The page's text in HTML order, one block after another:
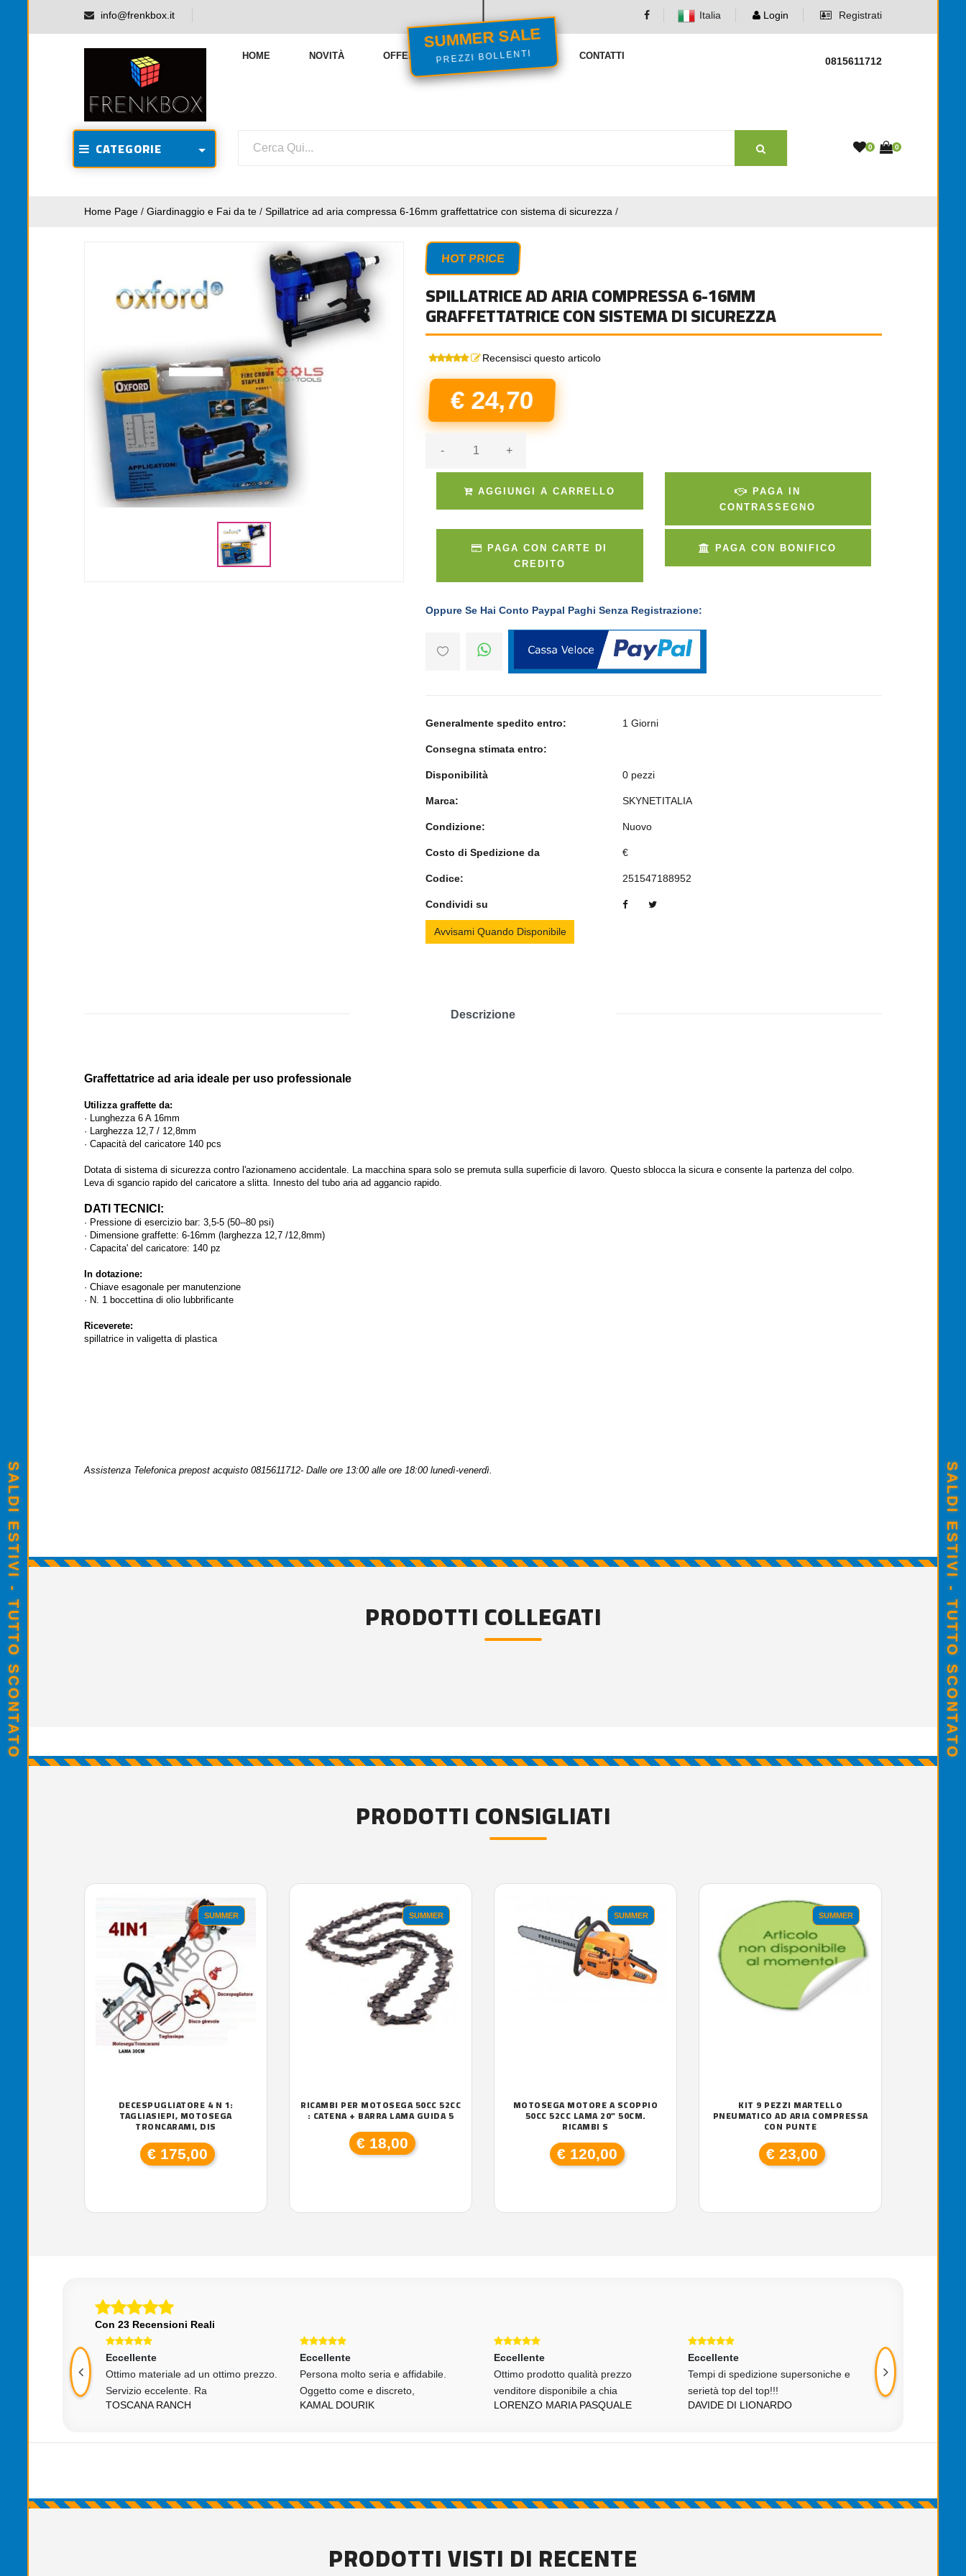
SUMMER SALE
PREZZI BOLLENTI
info@frenkbox.it Italia Login Registrati
HOME NOVITÀ OFFERTE VENDITE FLASH CONTATTI 0815611712
CATEGORIE 0 0
Home Page / Giardinaggio e Fai da te / Spillatrice ad aria compressa 6-16mm graffettatrice con sistema di sicurezza /
HOT PRICE
SPILLATRICE AD ARIA COMPRESSA 6-16MM
GRAFFETTATRICE CON SISTEMA DI SICUREZZA
Recensisci questo articolo
€ 24,70
- +
AGGIUNGI A CARRELLO
CONTRASSEGNO
CREDITO
PAGA CON BONIFICO
Oppure Se Hai Conto Paypal Paghi Senza Registrazione:
Generalmente spedito entro: 1 Giorni
Consegna stimata entro:
Disponibilità 0 pezzi
Marca: SKYNETITALIA
Condizione: Nuovo
Costo di Spedizione da €
Codice: 251547188952
Condividi su
Avvisami Quando Disponibile
Descrizione
Graffettatrice ad aria ideale per uso professionale
Utilizza graffette da:
· Lunghezza 6 A 16mm
· Larghezza 12,7 / 12,8mm
· Capacità del caricatore 140 pcs
Dotata di sistema di sicurezza contro l'azionameno accidentale. La macchina spara solo se premuta sulla superficie di lavoro. Questo sblocca la sicura e consente la partenza del colpo.
Leva di sgancio rapido del caricatore a slitta. Innesto del tubo aria ad aggancio rapido.
DATI TECNICI:
· Pressione di esercizio bar: 3,5-5 (50--80 psi)
· Dimensione graffette: 6-16mm (larghezza 12,7 /12,8mm)
· Capacita' del caricatore: 140 pz
In dotazione:
· Chiave esagonale per manutenzione
· N. 1 boccettina di olio lubbrificante
Riceverete:
spillatrice in valigetta di plastica
Assistenza Telefonica prepost acquisto 0815611712- Dalle ore 13:00 alle ore 18:00 lunedì-venerdì.
PRODOTTI COLLEGATI
PRODOTTI CONSIGLIATI
SUMMER
DECESPUGLIATORE 4 N 1:
TAGLIASIEPI, MOTOSEGA
TRONCARAMI, DIS
€ 175,00
SUMMER
RICAMBI PER MOTOSEGA 50CC 52CC
: CATENA + BARRA LAMA GUIDA 5
€ 18,00
SUMMER
MOTOSEGA MOTORE A SCOPPIO
50CC 52CC LAMA 20" 50CM.
RICAMBI S
€ 120,00
SUMMER
KIT 9 PEZZI MARTELLO
PNEUMATICO AD ARIA COMPRESSA
CON PUNTE
€ 23,00
Con 23 Recensioni Reali
Eccellente
Ottimo materiale ad un ottimo prezzo.
Servizio eccelente. Ra
TOSCANA RANCH
Eccellente
Persona molto seria e affidabile.
Oggetto come e discreto,
KAMAL DOURIK
Eccellente
Ottimo prodotto qualità prezzo
venditore disponibile a chia
LORENZO MARIA PASQUALE
Eccellente
Tempi di spedizione supersoniche e
serietà top del top!!!
DAVIDE DI LIONARDO
Eccellente
corretto e
PRODOTTI VISTI DI RECENTE
SALDI ESTIVI - TUTTO SCONTATO SALDI ESTIVI - TUTTO SCONTATO